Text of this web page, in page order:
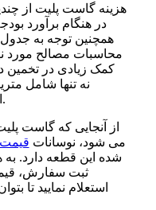
هزینه گاست پلیت از
در هنگام برآورد
همچنین توجه به
محاسبات مصالح مورد
کمک زیادی در تخمین
نه‌ تنها شامل
ابزارآلات و زمان اجرا نیز می‌ شود.
از آنجایی که گاست
می‌ شود، نوسانات
شده این قطعه دارد.
ثبت سفارش،
استعلام نمایید تا